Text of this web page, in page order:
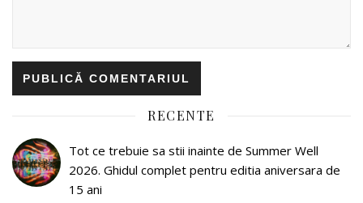
RECENTE
Tot ce trebuie sa stii inainte de Summer Well
2026. Ghidul complet pentru editia aniversara de
15 ani